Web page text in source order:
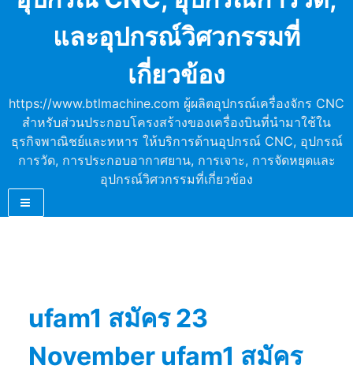
และอุปกรณ์วิศวกรรมที่
เกี่ยวข้อง
https://www.btlmachine.com ผู้ผลิตอุปกรณ์เครื่องจักร CNC
สำหรับส่วนประกอบโครงสร้างของเครื่องบินที่นำมาใช้ใน
ธุรกิจพาณิชย์และทหาร ให้บริการด้านอุปกรณ์ CNC, อุปกรณ์
การวัด, การประกอบอากาศยาน, การเจาะ, การจัดหยุดและ
อุปกรณ์วิศวกรรมที่เกี่ยวข้อง
ufam1 สมัคร 23
November ufam1 สมัคร